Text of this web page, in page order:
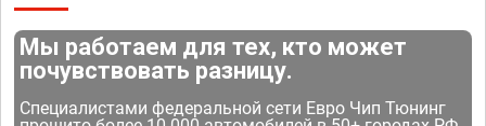
Мы работаем для тех, кто может
почувствовать разницу.
Специалистами федеральной сети Евро Чип Тюнинг